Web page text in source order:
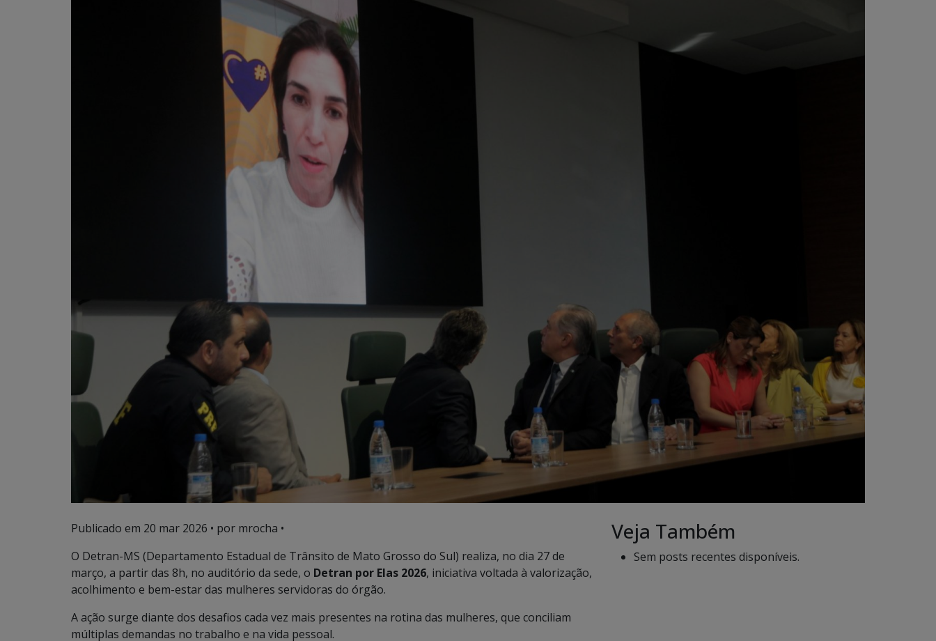
Publicado em 20 mar 2026 • por mrocha •
O Detran-MS (Departamento Estadual de Trânsito de Mato Grosso do Sul) realiza, no dia 27 de
março, a partir das 8h, no auditório da sede, o Detran por Elas 2026, iniciativa voltada à valorização,
acolhimento e bem-estar das mulheres servidoras do órgão.
A ação surge diante dos desafios cada vez mais presentes na rotina das mulheres, que conciliam
múltiplas demandas no trabalho e na vida pessoal.
Veja Também
Sem posts recentes disponíveis.